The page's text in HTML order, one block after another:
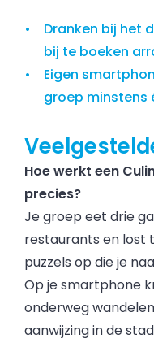
Dranken bij het
bij te boeken
Eigen
groep minstens
Hoe werkt een
precies?
Je groep eet drie
restaurants en lost
puzzels op die je
Op je smartphone
onderweg
aanwijzing in de